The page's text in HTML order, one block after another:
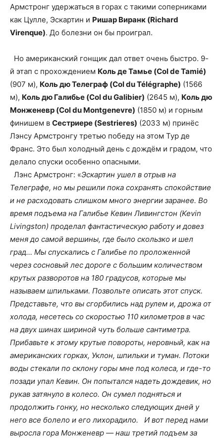
Армстронг удержаться в горах с такими соперниками
как Цулле, Эскартин и Ришар Виранк (Richard
Virenque). До болезни он бы проиграл.
Но американский гонщик дал ответ очень быстро. 9-
й этап с прохождением Коль де Тамье (Col de Tamié)
(907 м), Коль дю Телеграф (Col du Télégraphe) (1566
м), Коль дю Галибье (Col du Galibier) (2645 м), Коль дю
Монженевр (Col du Montgenevre) (1850 м) и горным
финишем в Сестриере (Sestrieres) (2033 м) принёс
Лэнсу Армстронгу третью победу на этом Тур де
Франс. Это был холодный день с дождём и градом, что
делало спуски особенно опасными.
Лэнс Армстронг: «Эскартин ушел в отрыв на
Телеграфе, но мы решили пока сохранять спокойствие
и не расходовать слишком много энергии заранее. Во
время подъема на Галибье Кевин Ливингстон (Kevin
Livingston) проделал фантастическую работу и довез
меня до самой вершины, где было скользко и шел
град… Мы спускались с Галибье по проложенной
через сосновый лес дороге с большим количеством
крутых разворотов на 180 градусов, которые мы
называем шпильками. Позвольте описать этот спуск.
Представьте, что вы сгорбились над рулем и, дрожа от
холода, несетесь со скоростью 110 километров в час
на двух шинах шириной чуть больше сантиметра.
Прибавьте к этому крутые повороты, неровный, как на
американских горках, Уклон, шпильки и туман. Потоки
воды стекали по склону горы мне под колеса, и где-то
позади упал Кевин. Он попытался надеть дождевик, но
рукав затянуло в колесо. Он сумел подняться и
продолжить гонку, но несколько следующих дней у
него все болело и его лихорадило.
И вот перед нами
выросла гора Монженевр — наш третий подъем за